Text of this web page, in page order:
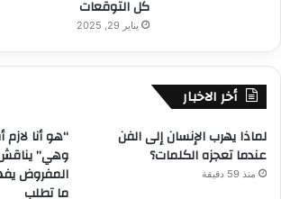
كل التوقعات
يناير 29, 2025
أخر الاخبار
لماذا يهرب الإنسان إلى الفن
عندما تعجزه الكلمات؟
منذ 59 دقيقة
“هو أنا
وهي”
المفروض
ما تطلب